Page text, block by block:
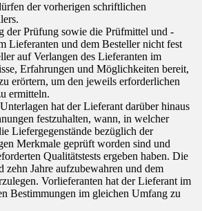
der vorherigen schriftlichen
der Prüfung sowie die Prüfmittel und -
Lieferanten und dem Besteller nicht fest
auf Verlangen des Lieferanten im
Erfahrungen und Möglichkeiten bereit,
erörtern, um den jeweils erforderlichen
ermitteln.
hat der Lieferant darüber hinaus
festzuhalten, wann, in welcher
Liefergegenstände bezüglich der
Merkmale geprüft worden sind und
Qualitätstests ergeben haben. Die
zehn Jahre aufzubewahren und dem
Vorlieferanten hat der Lieferant im
Bestimmungen im gleichen Umfang zu